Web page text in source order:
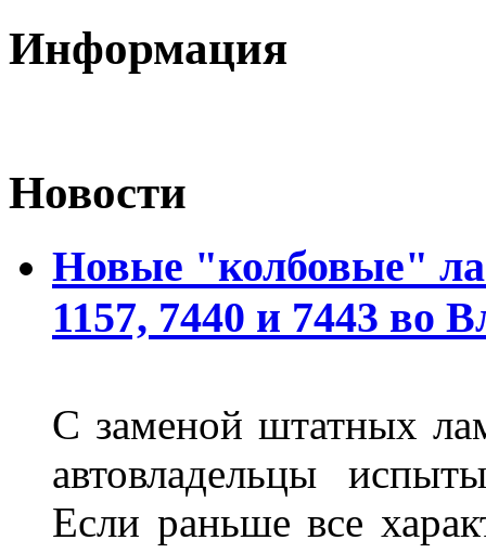
Информация
Новости
Новые "колбовые"
1157, 7440 и 7443 во
С заменой штатных
автовладельцы
Если раньше все